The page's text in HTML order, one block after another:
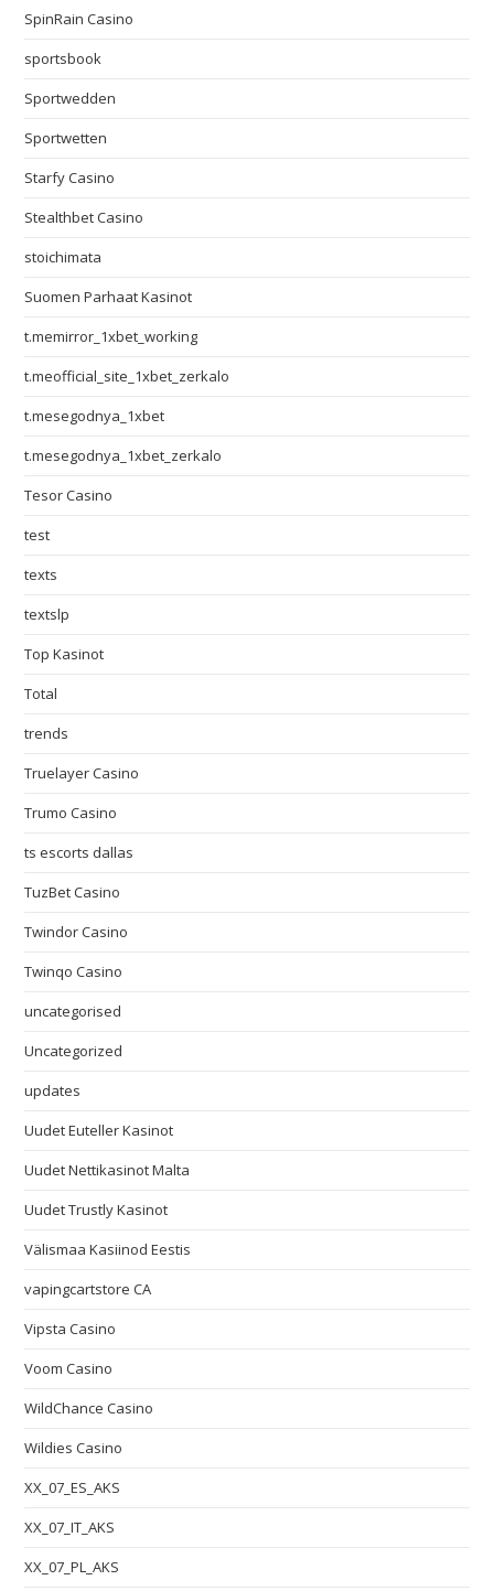
SpinRain Casino
sportsbook
Sportwedden
Sportwetten
Starfy Casino
Stealthbet Casino
stoichimata
Suomen Parhaat Kasinot
t.memirror_1xbet_working
t.meofficial_site_1xbet_zerkalo
t.mesegodnya_1xbet
t.mesegodnya_1xbet_zerkalo
Tesor Casino
test
texts
textslp
Top Kasinot
Total
trends
Truelayer Casino
Trumo Casino
ts escorts dallas
TuzBet Casino
Twindor Casino
Twinqo Casino
uncategorised
Uncategorized
updates
Uudet Euteller Kasinot
Uudet Nettikasinot Malta
Uudet Trustly Kasinot
Välismaa Kasiinod Eestis
vapingcartstore CA
Vipsta Casino
Voom Casino
WildChance Casino
Wildies Casino
XX_07_ES_AKS
XX_07_IT_AKS
XX_07_PL_AKS